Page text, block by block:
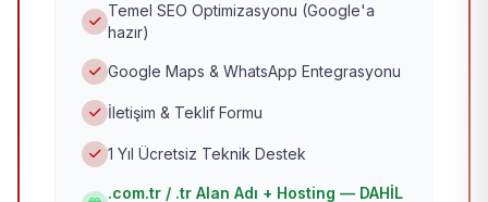
Temel SEO Optimizasyonu (Google'a
hazır)
Google Maps & WhatsApp Entegrasyonu
İletişim & Teklif Formu
1 Yıl Ücretsiz Teknik Destek
.com.tr / .tr Alan Adı + Hosting — DAHİL